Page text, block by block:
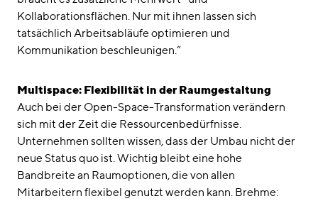
Kollaborationsflächen. Nur mit ihnen lassen sich
tatsächlich Arbeitsabläufe optimieren und
Kommunikation beschleunigen.“
Multispace: Flexibilität in der Raumgestaltung
Auch bei der Open-Space-Transformation verändern
sich mit der Zeit die Ressourcenbedürfnisse.
Unternehmen sollten wissen, dass der Umbau nicht der
neue Status quo ist. Wichtig bleibt eine hohe
Bandbreite an Raumoptionen, die von allen
Mitarbeitern flexibel genutzt werden kann. Brehme: